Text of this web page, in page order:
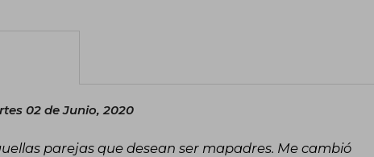
02 de Junio, 2020
parejas que desean ser mapadres. Me cambió